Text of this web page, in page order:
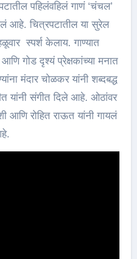
पहिलंवहिलं गाणं ‘चंचल’
आहे. चित्रपटातील या सुरेल
स्पर्श केलाय. गाण्यात
गोड दृश्यं प्रेक्षकांच्या मनात
मंदार चोळकर यांनी शब्दबद्ध
यांनी संगीत दिले आहे. ओठांवर
रोहित राऊत यांनी गायलं